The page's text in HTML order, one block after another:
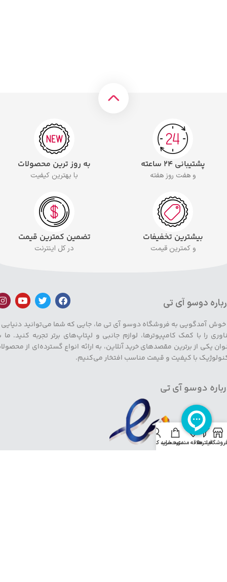
پشتیبانی ۲۴ ساعته
و هفت روز هفته
به روز ترین محصولات
با بهترین کیفیت
بیشترین تخفیفات
و کمترین قیمت
تضمین کمترین قیمت
در کل اینترنت
دوسو آی تی
خوش آمدگویی به فروشگاه دوسو آی تی ما، جایی که شما می‌توانید دنیایی
را با کمک کامپیوترها، لوازم جانبی و لپتاپ‌های برتر تجربه کنید. ما
یکی از برترین مقصدهای خرید آنلاین، به ارائه انواع گسترده‌ای از
با کیفیت و قیمت مناسب افتخار می‌کنیم.
دوسو آی تی
فیلترهاعلاقه مندیسبد خرید
حساب کاربری من